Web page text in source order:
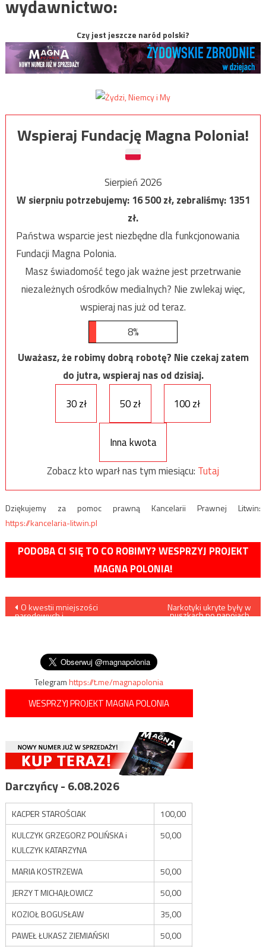
wydawnictwo:
Czy jest jeszcze naród polski?
Wspieraj Fundację Magna Polonia!
Sierpień 2026
W sierpniu potrzebujemy:16 500zł, zebraliśmy:1351
zł.
Państwa wsparcie jest niezbędne dla funkcjonowania
Fundacji Magna Polonia.
Masz świadomość tego jak ważne jest przetrwanie
niezależnych ośrodków medialnych? Nie zwlekaj więc,
wspieraj nas już od teraz.
8%
Uważasz, że robimy dobrą robotę? Nie czekaj zatem
do jutra, wspieraj nas od dzisiaj.
30 zł
50 zł 100 zł
Inna kwota
Zobacz kto wparł nas tym miesiącu: Tutaj
Dziękujemy za pomoc prawną Kancelarii Prawnej Litwin:
https://kancelaria-litwin.pl
PODOBA CI SIĘ TO CO ROBIMY? WESPRZYJ PROJEKT
MAGNA POLONIA!
Nawigacja
O kwestii mniejszości
narodowych i
Narkotyki ukryte były w
puszkach po napojach,
Telegramhttps://t.me/magnapolonia
WESPRZYJ PROJEKT MAGNA POLONIA
Darczyńcy - 6.08.2026
KACPER STAROŚCIAK
100,00
KULCZYK GRZEGORZ POLIŃSKA i
KULCZYK KATARZYNA
50,00
MARIA KOSTRZEWA
50,00
JERZY T MICHAJŁOWICZ
50,00
KOZIOŁ BOGUSŁAW
35,00
PAWEŁ ŁUKASZ ZIEMIAŃSKI
50,00